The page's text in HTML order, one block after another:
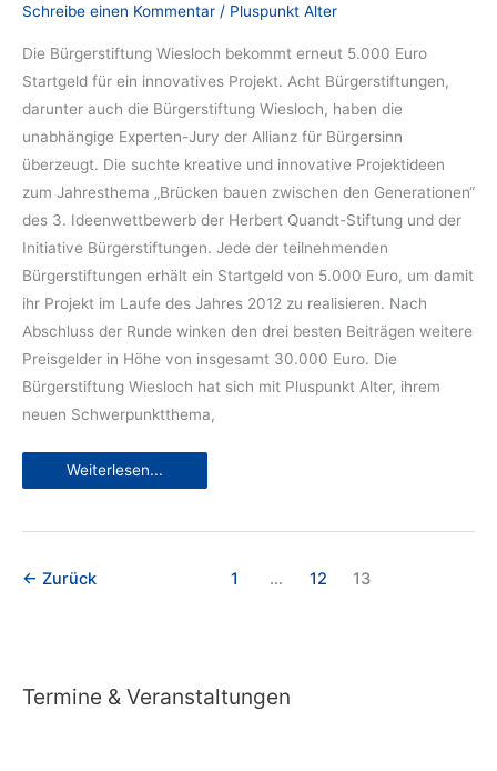
Schreibe einen Kommentar / Pluspunkt Alter
Die Bürgerstiftung Wiesloch bekommt erneut 5.000 Euro
Startgeld für ein innovatives Projekt. Acht Bürgerstiftungen,
darunter auch die Bürgerstiftung Wiesloch, haben die
unabhängige Experten-Jury der Allianz für Bürgersinn
überzeugt. Die suchte kreative und innovative Projektideen
zum Jahresthema „Brücken bauen zwischen den Generationen“
des 3. Ideenwettbewerb der Herbert Quandt-Stiftung und der
Initiative Bürgerstiftungen. Jede der teilnehmenden
Bürgerstiftungen erhält ein Startgeld von 5.000 Euro, um damit
ihr Projekt im Laufe des Jahres 2012 zu realisieren. Nach
Abschluss der Runde winken den drei besten Beiträgen weitere
Preisgelder in Höhe von insgesamt 30.000 Euro. Die
Bürgerstiftung Wiesloch hat sich mit Pluspunkt Alter, ihrem
neuen Schwerpunktthema,
Pluspunkt
Weiterlesen...
← Zurück 1 … 12 13
Termine & Veranstaltungen